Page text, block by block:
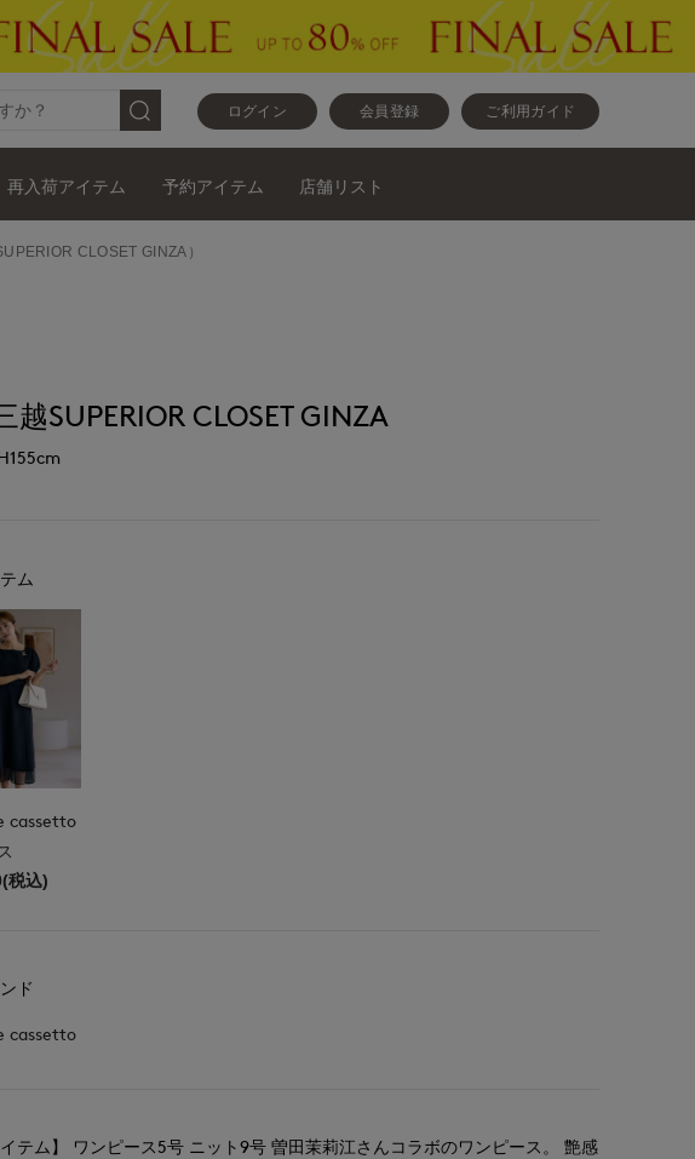
ログイン 会員登録 ご利用ガイド
再入荷アイテム 予約アイテム 店舗リスト
CLOSET GINZA）
越SUPERIOR CLOSET GINZA
ム
cassetto
税込)
ド
cassetto
イテム】 ワンピース5号 ニット9号 曽田茉莉江さんコラボのワンピース。 艶感